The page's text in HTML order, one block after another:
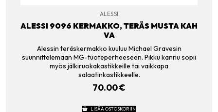
ALESSI
ALESSI 9096 KERMAKKO, TERÄS MUSTA KAH
VA
Alessin teräskermakko kuuluu Michael Gravesin
suunnittelemaan MG-tuoteperheeseen. Pikku kannu sopii
myös jälkiruokakastikkeille tai vaikkapa
salaatinkastikkeelle.
70.00€
LISÄÄ OSTOSKORIIN